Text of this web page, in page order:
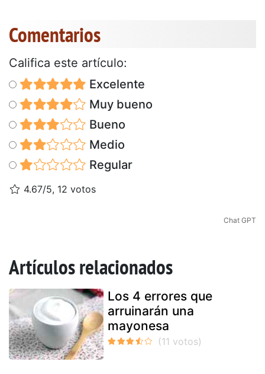
Comentarios
Califica este artículo:
Excelente
Muy bueno
Bueno
Medio
Regular
4.67/5, 12 votos
Chat GPT
Artículos relacionados
Los 4 errores que
arruinarán una
mayonesa